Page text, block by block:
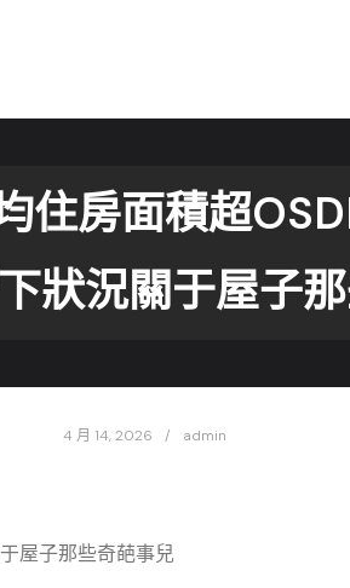
住房面積超
狀況關于屋子
4 月 14, 2026 admin
屋子那些奇葩事兒